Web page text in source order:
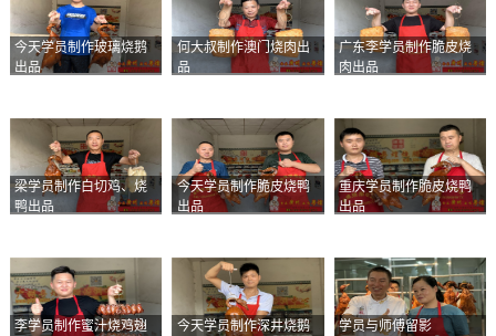
今天学员制作玻璃烧鹅
出品
何大叔制作澳门烧肉出
品
广东李学员制作脆皮烧
肉出品
梁学员制作白切鸡、烧
鸭出品
今天学员制作脆皮烧鸭
出品
重庆学员制作脆皮烧鸭
出品
李学员制作蜜汁烧鸡翅
今天学员制作深井烧鹅
学员与师傅留影